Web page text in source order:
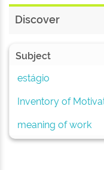
Discover
Subject
estágio
Inventory of
meaning of work